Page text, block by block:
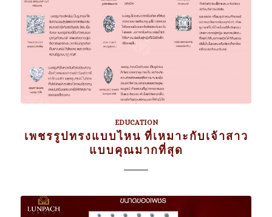
EDUCATION
เพชรรูปทรงแบบไหน ที่เหมาะกับเจ้าสาว
แบบคุณมากที่สุด